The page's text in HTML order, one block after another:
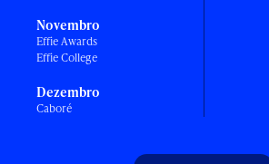
Novembro
Effie Awards
Effie College
Dezembro
Caboré